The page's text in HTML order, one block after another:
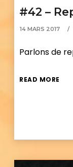
#42 –
14 MARS 2017
Parlons de
READ MORE